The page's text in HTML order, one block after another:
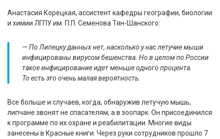
Анастасия Корецкая, ассистент кафедры географии, биологии
и химии ЛГПУ им. П.П. Семенова Тян-Шанского:
— По Липецку данных нет, насколько у нас летучие мыши
инфицированы вирусом бешенства. Но в целом по России
такое инфицирование идет меньше одного процента.
То есть это очень малая вероятность.
Все больше и случаев, когда, обнаружив летучую мышь,
липчане звонят не спасателям, а в зоопарк. Он присоединился
к программе по их охране и реабилитации. Многие виды
занесены в Красные книги. Через руки сотрудников прошло 7